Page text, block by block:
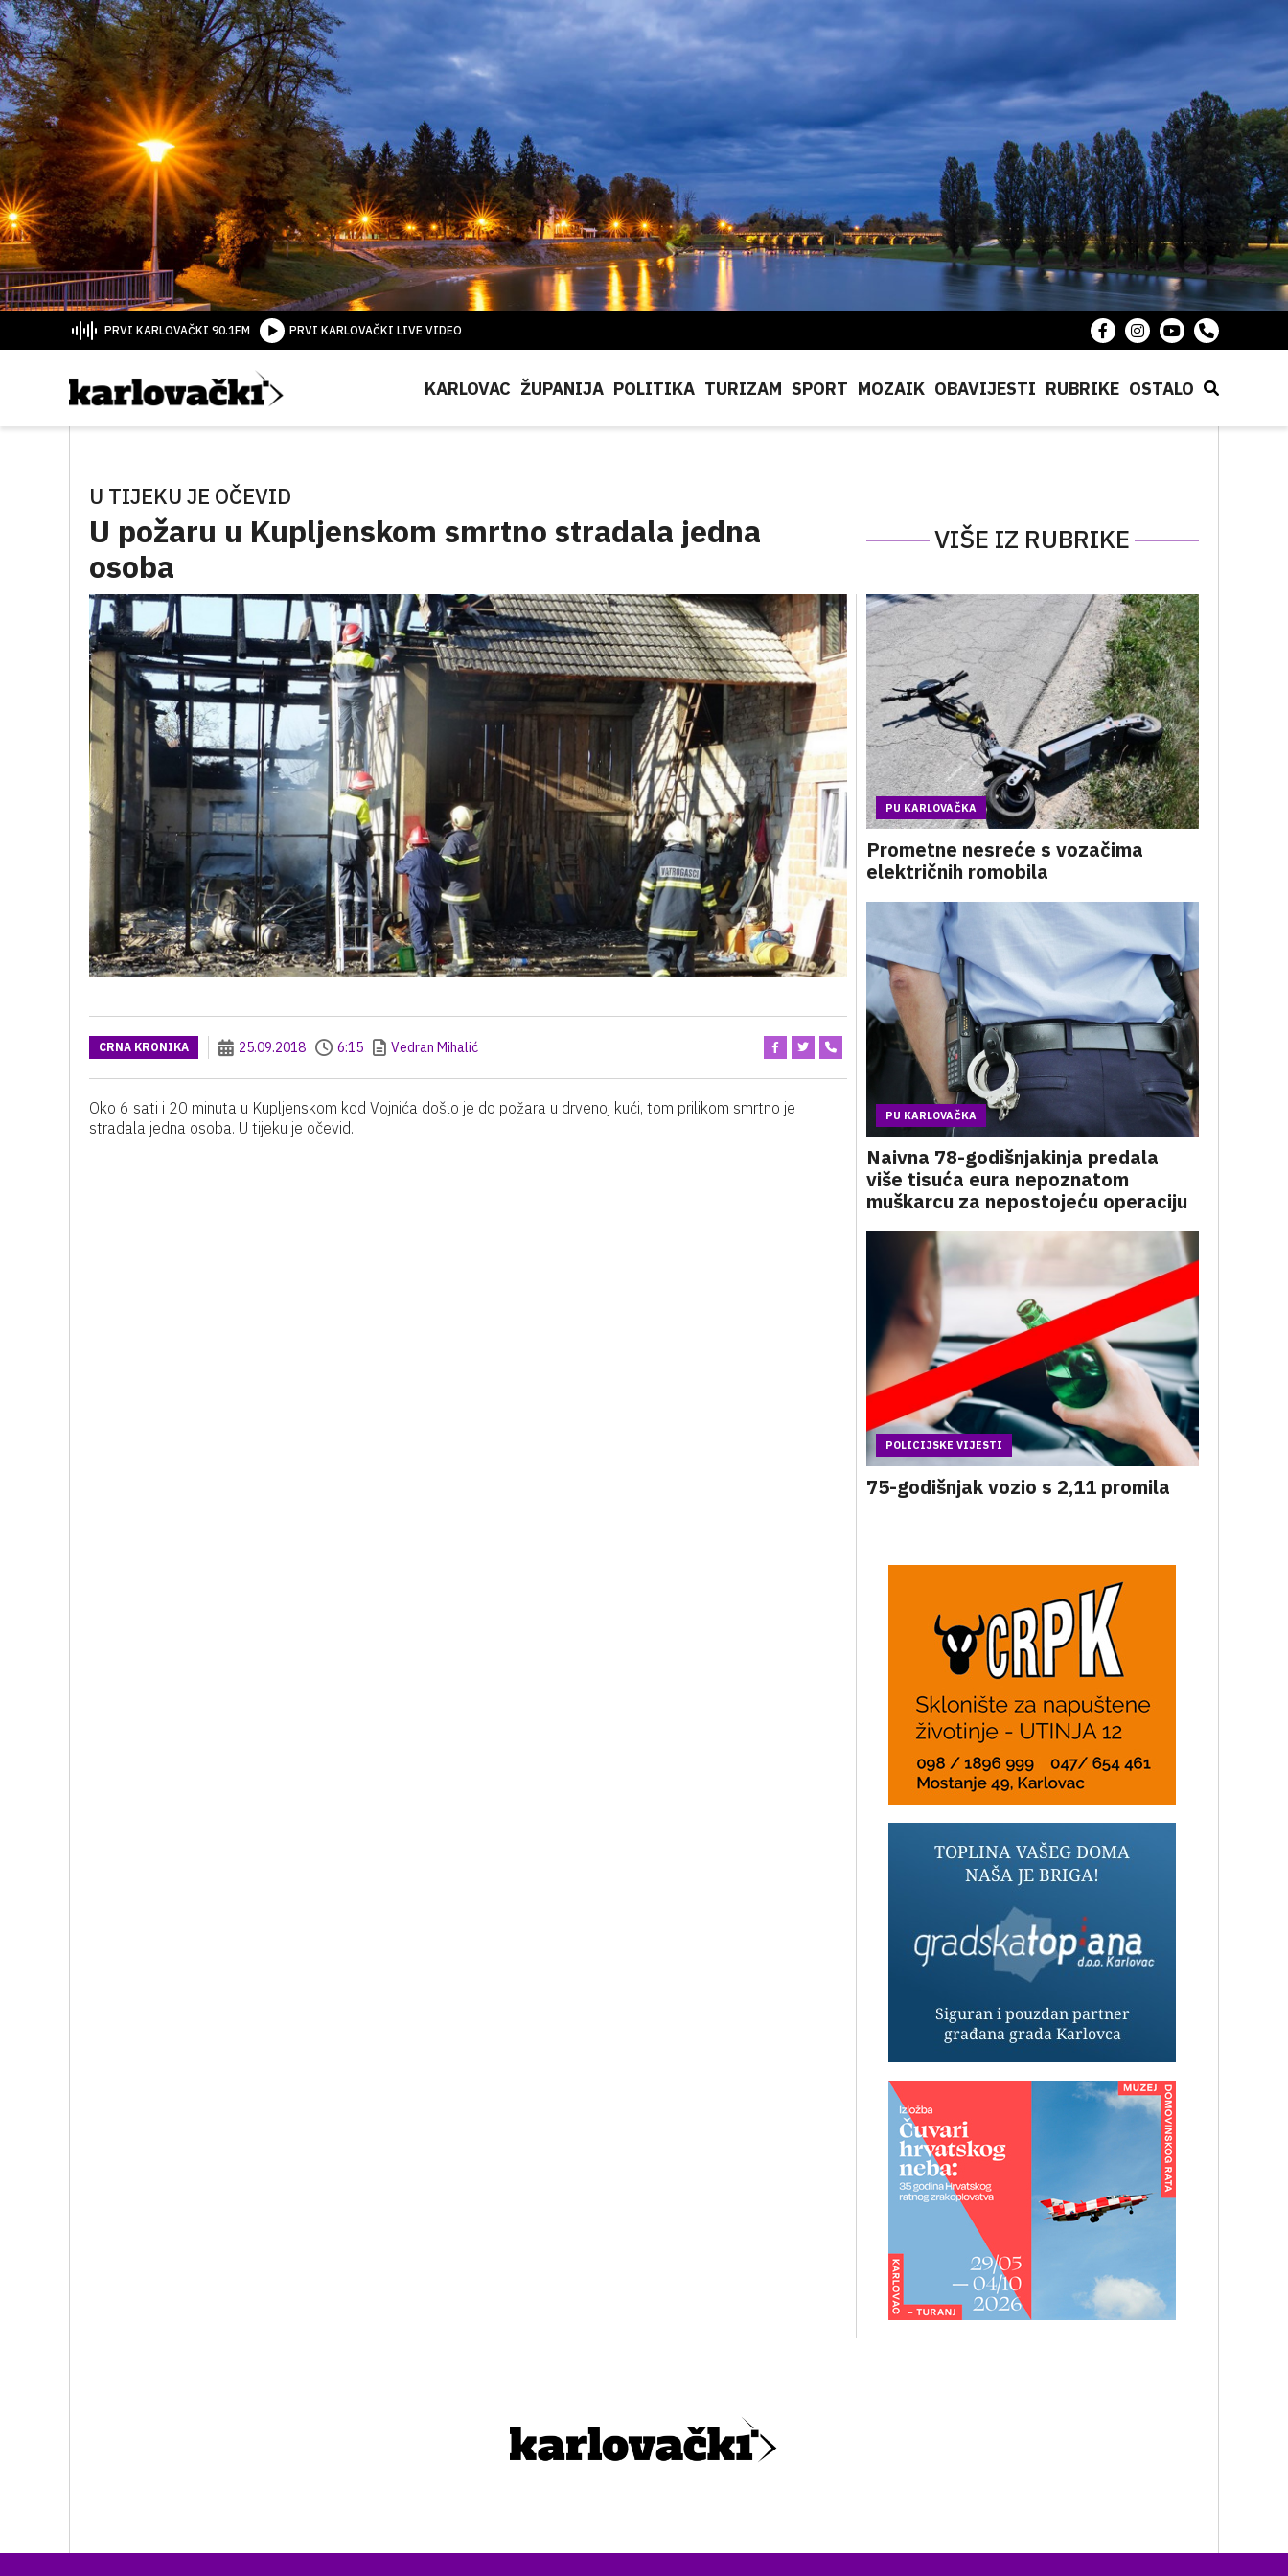
PRVI KARLOVAČKI 90.1FM PRVI KARLOVAČKI LIVE VIDEO
KARLOVAC ŽUPANIJA POLITIKA TURIZAM SPORT MOZAIK OBAVIJESTI RUBRIKE OSTALO
U TIJEKU JE OČEVID
U požaru u Kupljenskom smrtno stradala jedna
osoba
VIŠE IZ RUBRIKE
CRNA KRONIKA 25.09.2018 6:15 Vedran Mihalić
Oko 6 sati i 20 minuta u Kupljenskom kod Vojnića došlo je do požara u drvenoj kući, tom prilikom smrtno je
stradala jedna osoba. U tijeku je očevid.
PU KARLOVAČKA
Prometne nesreće s vozačima
električnih romobila
PU KARLOVAČKA
Naivna 78-godišnjakinja predala
više tisuća eura nepoznatom
muškarcu za nepostojeću operaciju
POLICIJSKE VIJESTI
75-godišnjak vozio s 2,11 promila